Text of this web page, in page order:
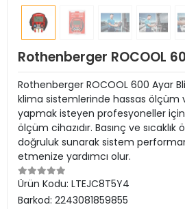
Rothenberger ROCOOL
Rothenberger ROCOOL 600 Ayar
klima sistemlerinde hassas ölçüm
yapmak isteyen profesyoneller
ölçüm cihazıdır. Basınç ve
doğruluk sunarak sistem
etmenize yardımcı olur.
Ürün Kodu: LTEJC8T5Y4
Barkod: 2243081859855